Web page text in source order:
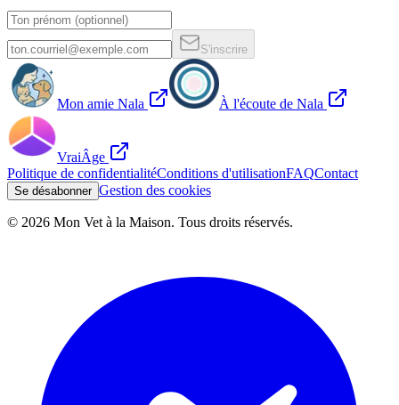
S'inscrire
Mon amie Nala À l'écoute de Nala
VraiÂge
Politique de confidentialitéConditions d'utilisationFAQContact
Se désabonner Gestion des cookies
© 2026 Mon Vet à la Maison. Tous droits réservés.